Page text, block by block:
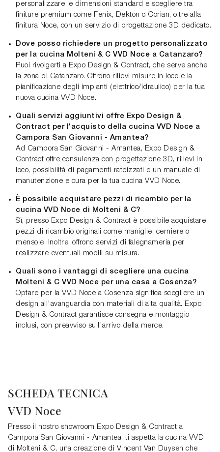
personalizzare le dimensioni standard e scegliere tra
finiture premium come Fenix, Dekton o Corian, oltre alla
finitura Noce, con un servizio di progettazione 3D dedicato.
Dove posso richiedere un progetto personalizzato
per la cucina Molteni & C VVD Noce a Catanzaro?
Puoi rivolgerti a Expo Design & Contract, che serve anche
la zona di Catanzaro. Offrono rilievi misure in loco e la
pianificazione degli impianti (elettrico/idraulico) per la tua
nuova cucina VVD Noce.
Quali servizi aggiuntivi offre Expo Design &
Contract per l'acquisto della cucina VVD Noce a
Campora San Giovanni - Amantea?
Ad Campora San Giovanni - Amantea, Expo Design &
Contract offre consulenza con progettazione 3D, rilievi in
loco, possibilità di pagamenti rateizzati e un manuale di
manutenzione e cura per la tua cucina VVD Noce.
È possibile acquistare pezzi di ricambio per la
cucina VVD Noce di Molteni & C?
Sì, presso Expo Design & Contract è possibile acquistare
pezzi di ricambio originali come maniglie, cerniere o
mensole. Inoltre, offrono servizi di falegnameria per
realizzare eventuali mobili su misura.
Quali sono i vantaggi di scegliere una cucina
Molteni & C VVD Noce per una casa a Cosenza?
Optare per la VVD Noce a Cosenza significa scegliere un
design all'avanguardia con materiali di alta qualità. Expo
Design & Contract garantisce consegna e montaggio
inclusi, con preavviso sull'arrivo della merce.
SCHEDA TECNICA
VVD Noce
Presso il nostro showroom Expo Design & Contract a
Campora San Giovanni - Amantea, ti aspetta la cucina VVD
di Molteni & C, una creazione di Vincent Van Duysen che